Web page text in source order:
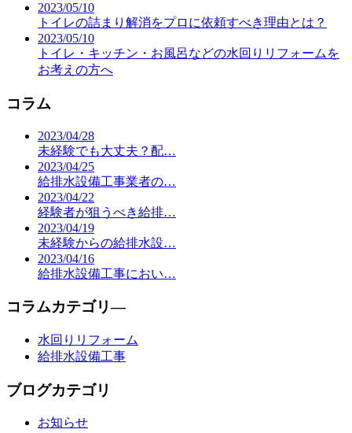
2023/05/10
トイレの詰まり解消をプロに依頼すべき理由とは？
2023/05/10
トイレ・キッチン・お風呂などの水回りリフォームを
お考えの方へ
コラム
2023/04/28
未経験でも大丈夫？配…
2023/04/25
給排水設備工事業者の…
2023/04/22
経験者が狙うべき給排…
2023/04/19
未経験からの給排水設…
2023/04/16
給排水設備工事におい…
コラムカテゴリ―
水回りリフォーム
給排水設備工事
ブログカテゴリ
お知らせ